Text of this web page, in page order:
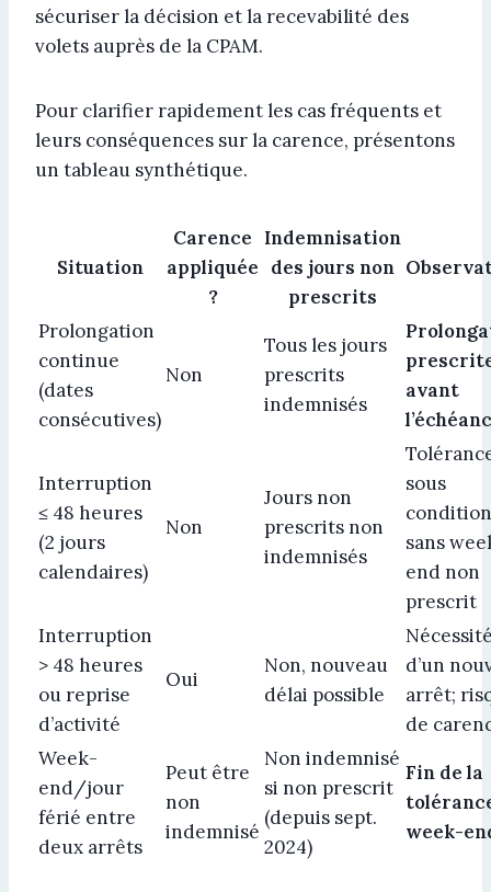
sécuriser la décision et la recevabilité des
volets auprès de la CPAM.
Pour clarifier rapidement les cas fréquents et
leurs conséquences sur la carence, présentons
un tableau synthétique.
Situation
Carence
appliquée
?
Indemnisation
des jours non
prescrits
Prolongation
continue
(dates
consécutives)
Non
Tous les jours
prescrits
indemnisés
avant
Interruption
≤ 48 heures
(2 jours
calendaires)
Non
Jours non
prescrits non
indemnisés
sous
sans
end non
prescrit
Interruption
> 48 heures
ou reprise
d’activité
Oui
Non, nouveau
délai possible
d’un
arrêt;
de
Week-
end/jour
férié entre
deux arrêts
Peut être
non
indemnisé
Non indemnisé
si non prescrit
(depuis sept.
2024)
Fin de la
week-